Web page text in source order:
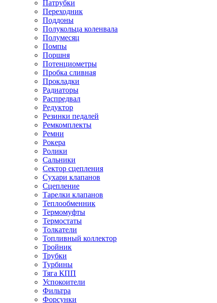
Патрубки
Переходник
Поддоны
Полукольца коленвала
Полумесяц
Помпы
Поршня
Потенциометры
Пробка сливная
Прокладки
Радиаторы
Распредвал
Редуктор
Резинки педалей
Ремкомплекты
Ремни
Рокера
Ролики
Сальники
Сектор сцепления
Сухари клапанов
Сцепление
Тарелки клапанов
Теплообменник
Термомуфты
Термостаты
Толкатели
Топливный коллектор
Тройник
Трубки
Турбины
Тяга КПП
Успокоители
Фильтра
Форсунки